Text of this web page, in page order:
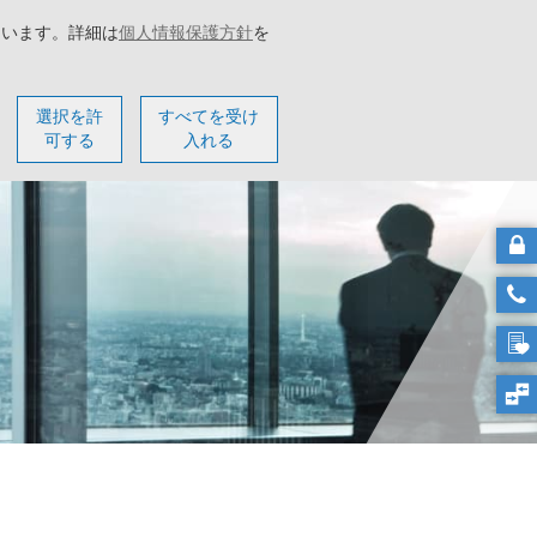
ます。詳細は個人情報保護方針を
選択を許
可する
すべてを受け
入れる
ー 会社概要